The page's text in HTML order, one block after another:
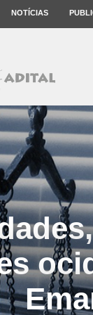
NOTÍCIAS